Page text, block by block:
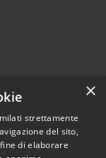
×
strettamente
del sito,
di elaborare